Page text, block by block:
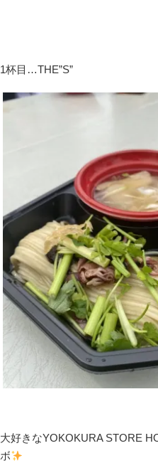
1杯目…THE”S”
大好きなYOKOKURA STORE
ボ